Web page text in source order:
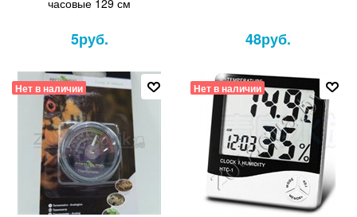
5руб. 48руб.
Нет в наличии Нет в наличии